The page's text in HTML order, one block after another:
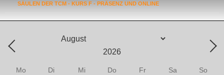
SÄULEN DER TCM - KURS F - PRÄSENZ UND ONLINE
Mo Di Mi Do Fr Sa So